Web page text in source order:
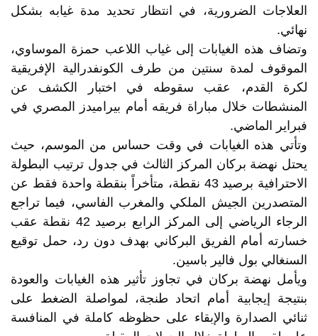
العلاجات الضرورية، في انتظار تحديد مدة غيابه بشكل
نهائي.
وتضاف هذه الغيابات إلى غياب اللاعب حمزة الموساوي،
الموقوف لمدة سنتين من طرف الكونفدرالية الإفريقية
لكرة القدم، عقب سقوطه في اختبار الكشف عن
المنشطات خلال مباراة فريقه أمام بيراميدز المصري في
فبراير الماضي.
وتأتي هذه الغيابات في وقت حساس من الموسم، حيث
يحتل نهضة بركان المركز الثالث في جدول ترتيب البطولة
الاحترافية برصيد 43 نقطة، متأخراً بنقطة واحدة فقط عن
المتصدرين الجيش الملكي والمغرب الفاسي، فيما تراجع
الرجاء الرياضي إلى المركز الرابع برصيد 42 نقطة عقب
خسارته أمام الفريق البركاني بهدف دون رد، حمل توقيع
السنغالي بول فالير باسين.
ويأمل نهضة بركان في تجاوز تأثير هذه الغيابات والعودة
بنتيجة إيجابية أمام اتحاد طنجة، لمواصلة الضغط على
ثنائي الصدارة والإبقاء على حظوظه كاملة في المنافسة